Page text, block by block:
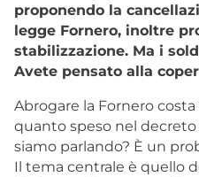
proponendo la
legge Fornero, inoltre
stabilizzazione. Ma i
Avete pensato alla
Abrogare la Fornero
quanto speso nel decreto
siamo parlando? È un
Il tema centrale è quello